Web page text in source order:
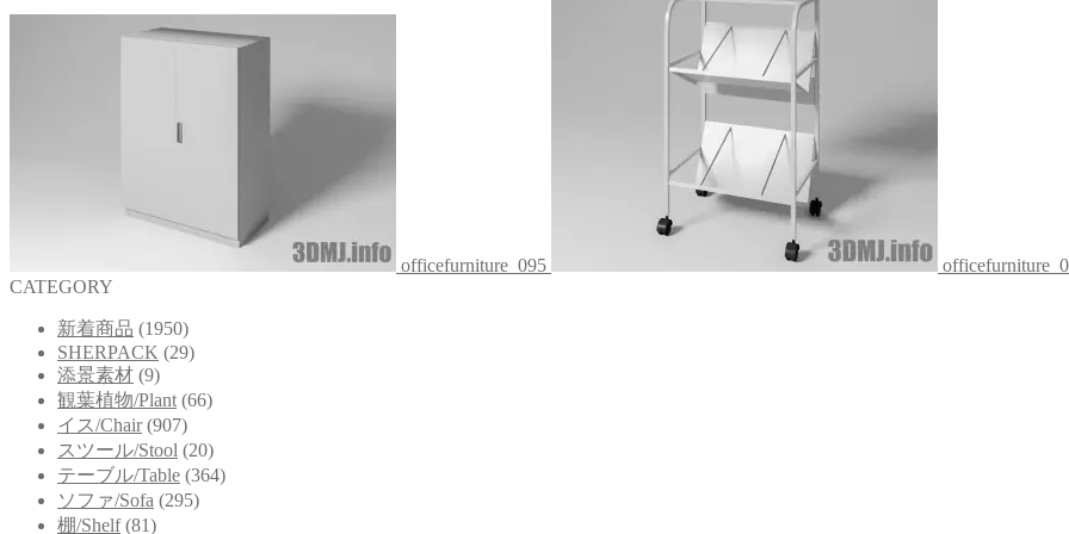
officefurniture_095
CATEGORY
新着商品 (1950)
SHERPACK (29)
添景素材 (9)
観葉植物/Plant (66)
イス/Chair (907)
スツール/Stool (20)
テーブル/Table (364)
ソファ/Sofa (295)
棚/Shelf (81)